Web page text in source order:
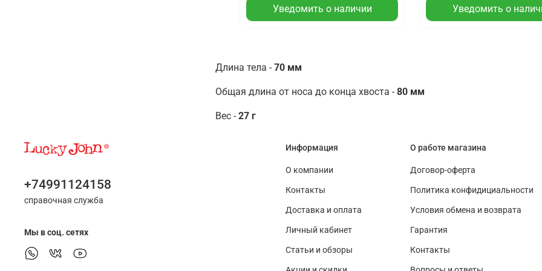
Уведомить о наличии Уведомить о
Длина тела - 70 мм
Общая длина от носа до конца хвоста - 80 мм
Вес - 27 г
Информация
О компании
Контакты
Доставка и оплата
Личный кабинет
Статьи и обзоры
О работе магазина
Договор-оферта
Политика конфидициальности
Условия обмена и возврата
Гарантия
Контакты
+74991124158
справочная служба
Мы в соц. сетях